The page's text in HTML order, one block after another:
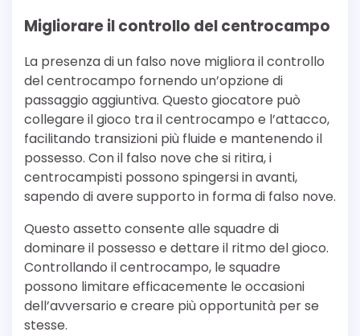
Migliorare il controllo del centrocampo
La presenza di un falso nove migliora il controllo
del centrocampo fornendo un’opzione di
passaggio aggiuntiva. Questo giocatore può
collegare il gioco tra il centrocampo e l’attacco,
facilitando transizioni più fluide e mantenendo il
possesso. Con il falso nove che si ritira, i
centrocampisti possono spingersi in avanti,
sapendo di avere supporto in forma di falso nove.
Questo assetto consente alle squadre di
dominare il possesso e dettare il ritmo del gioco.
Controllando il centrocampo, le squadre
possono limitare efficacemente le occasioni
dell’avversario e creare più opportunità per se
stesse.